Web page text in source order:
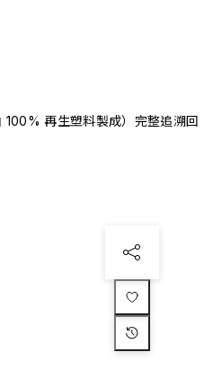
再生塑料製成）完整追溯回